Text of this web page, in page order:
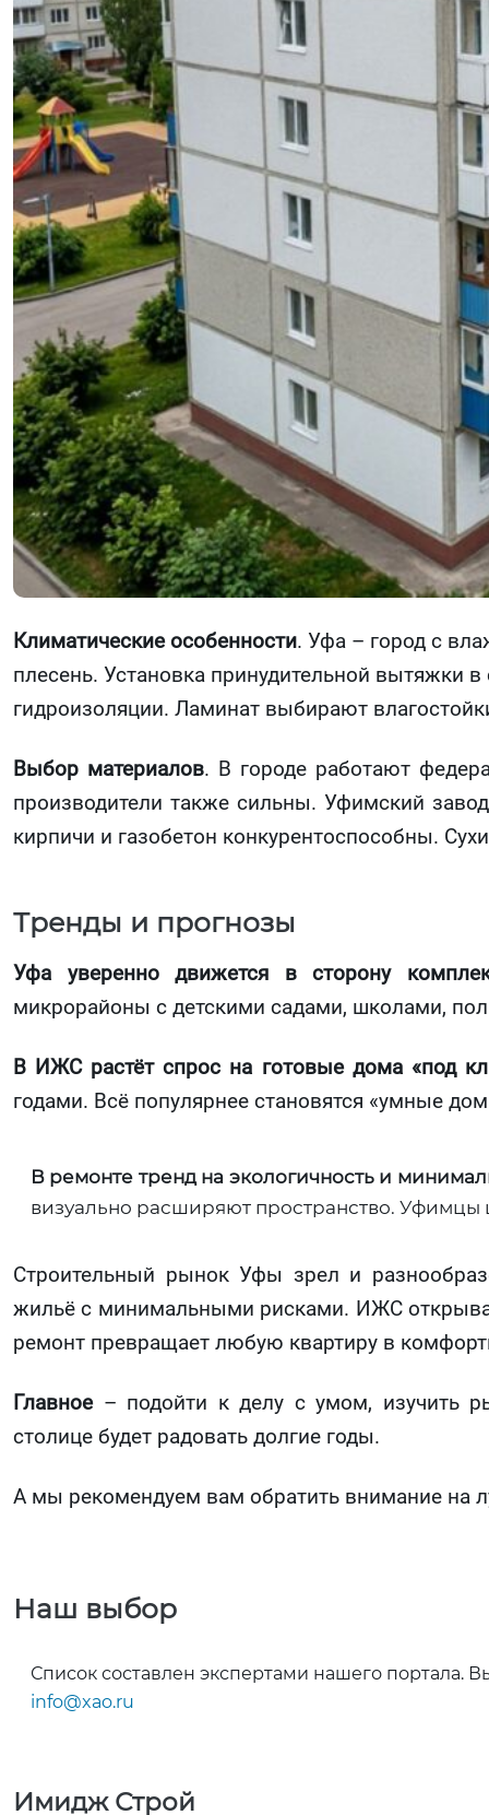
Климатические особенности. Уфа – город с
плесень. Установка принудительной вытяжки
гидроизоляции. Ламинат выбирают
Выбор материалов. В городе работают
производители также сильны. Уфимский
кирпичи и газобетон конкурентоспособны.
Тренды и прогнозы
Уфа уверенно движется в сторону
микрорайоны с детскими садами, школами,
В ИЖС растёт спрос на готовые дома «под
годами. Всё популярнее становятся «умные
В ремонте тренд на экологичность и
визуально расширяют пространство. Уфимцы
Строительный рынок Уфы зрел и
жильё с минимальными рисками. ИЖС
ремонт превращает любую квартиру в
Главное– подойти к делу с умом, изучить
столице будет радовать долгие годы.
А мы рекомендуем вам обратить внимание на
Наш выбор
Список составлен экспертами нашего портала.
info@xao.ru
Имидж Строй